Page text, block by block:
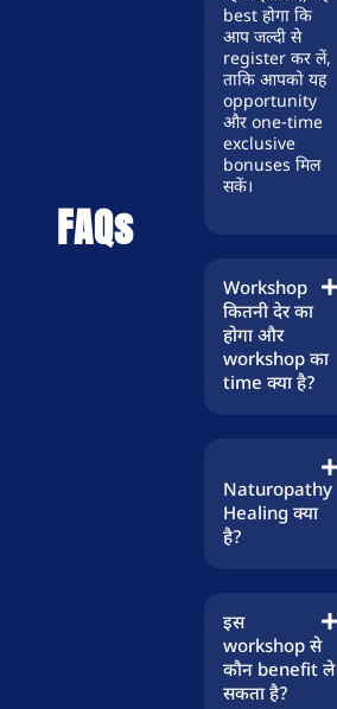
FAQs
best होगा कि
आप जल्दी से
register कर लें,
ताकि आपको यह
opportunity
और one-time
exclusive
bonuses मिल
सकें।
Workshop
कितनी देर का
होगा और
workshop का
time क्या है?
Naturopathy
Healing क्या
है?
इस
workshop से
कौन benefit ले
सकता है?